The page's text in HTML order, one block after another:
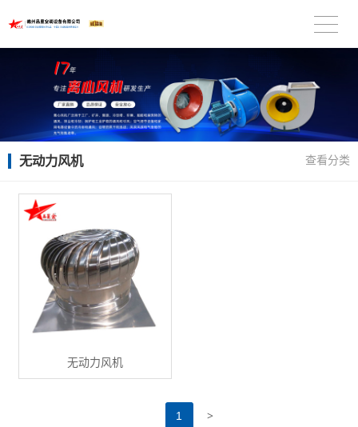
无动力风机 查看分类
无动力风机
1 >